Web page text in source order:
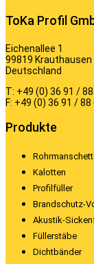
ToKa Profil
Eichenallee 1
99819 Krauthausen
Deutschland
T: +49 (0) 36 91 /
F: +49 (0) 36 91 / 88
Produkte
Kalotten
Profilfüller
Brandschutz-
Akustik-
Füllerstäbe
Dichtbänder